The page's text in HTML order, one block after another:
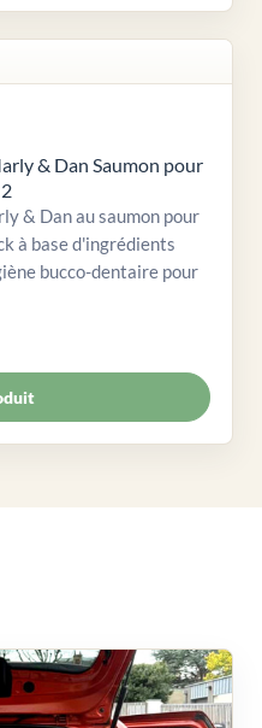
& Dan Saumon pour
& Dan au saumon pour
à base d'ingrédients
bucco-dentaire pour